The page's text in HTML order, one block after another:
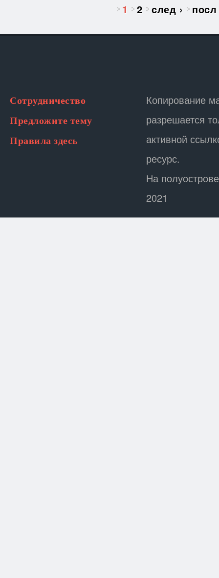
1 2 след ›
Сотрудничество
Предложите тему
Правила здесь
Копирование
разрешается
активной
ресурс.
На
2021